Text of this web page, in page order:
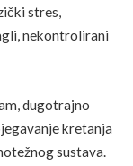
stres,
nekontrolirani
dugotrajno
kretanja
sustava.